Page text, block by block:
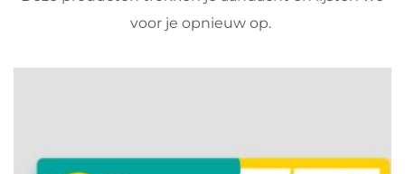
voor je opnieuw op.